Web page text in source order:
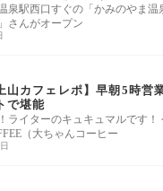
泉駅西口すぐの「かみのやま温
さんがオープン
山カフェレポ】早朝5時
で堪能
ライターのキュキュマルです
（大ちゃんコーヒー